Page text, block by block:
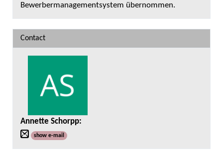
Bewerbermanagementsystem übernommen.
Contact
Annette Schorpp:
show e-mail